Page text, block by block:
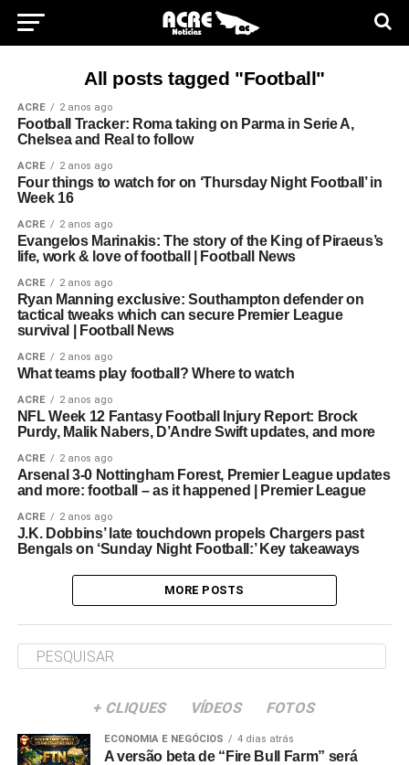
All posts tagged "Football"
ACRE 2 anos ago
Football Tracker: Roma taking on Parma in Serie A,
Chelsea and Real to follow
ACRE 2 anos ago
Four things to watch for on ‘Thursday Night Football’ in
Week 16
ACRE 2 anos ago
Evangelos Marinakis: The story of the King of Piraeus’s
life, work & love of football | Football News
ACRE 2 anos ago
Ryan Manning exclusive: Southampton defender on
tactical tweaks which can secure Premier League
survival | Football News
ACRE 2 anos ago
What teams play football? Where to watch
ACRE 2 anos ago
NFL Week 12 Fantasy Football Injury Report: Brock
Purdy, Malik Nabers, D’Andre Swift updates, and more
ACRE 2 anos ago
Arsenal 3-0 Nottingham Forest, Premier League updates
and more: football – as it happened | Premier League
ACRE 2 anos ago
J.K. Dobbins’ late touchdown propels Chargers past
Bengals on ‘Sunday Night Football:’ Key takeaways
MORE POSTS
+ CLIQUES VÍDEOS FOTOS
ECONOMIA E NEGÓCIOS 4 dias atrás
A versão beta de “Fire Bull Farm” será